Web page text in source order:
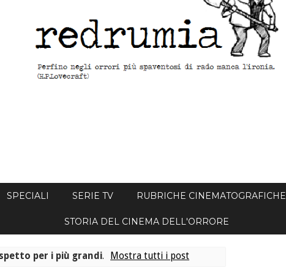
SPECIALI SERIE TV RUBRICHE CINEMATOGRAFICHE
STORIA DEL CINEMA DELL'ORRORE
per i più grandi. Mostra tutti i post